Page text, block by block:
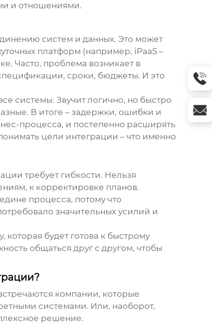
и отношениями.
систем и данных. Это может
платформ (например, iPaaS –
Часто, проблема возникает в
сроки, бюджеты. И это
системы. Звучит логично, но быстро
В итоге – задержки, ошибки и
процесса, и постепенно расширять
цели интеграции – что именно
требует гибкости. Нельзя
к корректировке планов.
процесса, потому что
значительных усилий и
будет готова к быстрому
общаться друг с другом, чтобы
компании, которые
системами. Или, наоборот,
решение.